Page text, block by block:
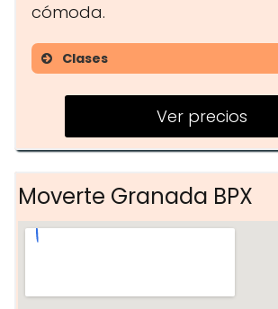
cómoda.
Clases
Entrenamiento de fuerza
Posing
Ver precios
Moverte Granada BPX